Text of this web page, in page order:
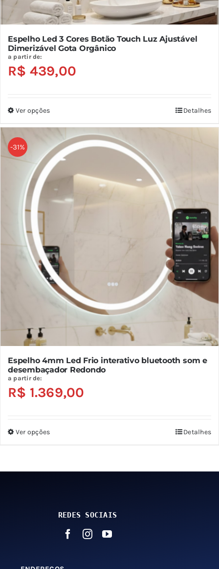
Espelho Led 3 Cores Botão Touch Luz Ajustável
Dimerizável Gota Orgânico
a partir de:
R$ 439,00
Ver opçõesEste
produto
tem
várias
variantes.
na
página
do
produto
Detalhes
-31%
Espelho 4mm Led Frio interativo bluetooth som e
desembaçador Redondo
a partir de:
R$ 1.369,00
Ver opçõesEste
várias
opções
podem
Detalhes
REDES SOCIAIS